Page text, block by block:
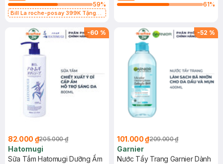
59%
Bill La roche-posay 399K Tặng
(SL có hạn)
61%
-60 %
82.000 ₫205.000 ₫
Hatomugi
Sữa Tắm Hatomugi Dưỡng Ẩm
-52 %
101.000 ₫209.000 ₫
Garnier
Nước Tẩy Trang Garnier Dành